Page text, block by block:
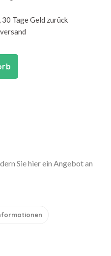
Tage Geld zurück
Sie hier ein Angebot an